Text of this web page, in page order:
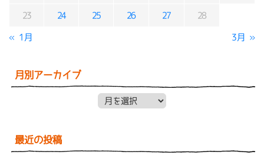
23 24 25 26 27 28
« 1月 3月 »
月別アーカイブ
最近の投稿